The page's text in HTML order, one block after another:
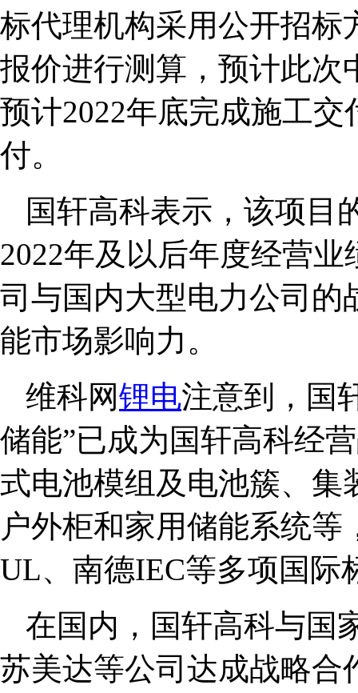
标代理机构采用公开招标
报价进行测算，预计此次
预计2022年底完成施工
付。
国轩高科表示，该项目
2022年及以后年度经营
司与国内大型电力公司的
能市场影响力。
维科网锂电注意到，国
储能”已成为国轩高科经
式电池模组及电池簇、集
户外柜和家用储能系统
UL、南德IEC等多项国际
在国内，国轩高科与国
苏美达等公司达成战略合